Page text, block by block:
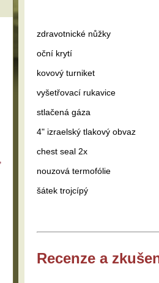
zdravotnické nůžky
oční krytí
kovový turniket
vyšetřovací rukavice
stlačená gáza
4" izraelský tlakový obvaz
chest seal 2x
nouzová termofólie
šátek trojcípý
Recenze a